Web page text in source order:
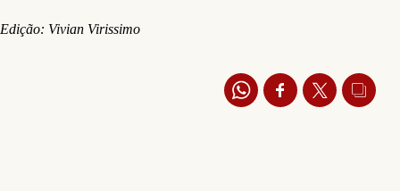
Edição: Vivian Virissimo